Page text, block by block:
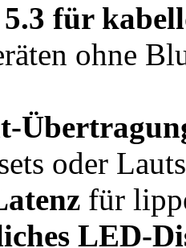
für
ohne
oder
für
LED-